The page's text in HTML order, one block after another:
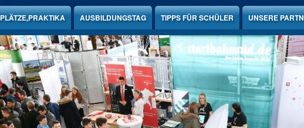
AUSBILDUNGSTAG TIPPS FÜR SCHÜLER UNSERE